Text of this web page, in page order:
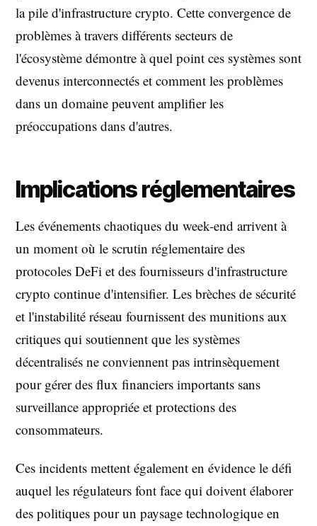
la pile d'infrastructure crypto. Cette convergence de
problèmes à travers différents secteurs de
l'écosystème démontre à quel point ces systèmes sont
devenus interconnectés et comment les problèmes
dans un domaine peuvent amplifier les
préoccupations dans d'autres.
Implications réglementaires
Les événements chaotiques du week-end arrivent à
un moment où le scrutin réglementaire des
protocoles DeFi et des fournisseurs d'infrastructure
crypto continue d'intensifier. Les brèches de sécurité
et l'instabilité réseau fournissent des munitions aux
critiques qui soutiennent que les systèmes
décentralisés ne conviennent pas intrinsèquement
pour gérer des flux financiers importants sans
surveillance appropriée et protections des
consommateurs.
Ces incidents mettent également en évidence le défi
auquel les régulateurs font face qui doivent élaborer
des politiques pour un paysage technologique en